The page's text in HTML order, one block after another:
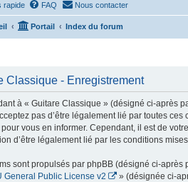
rapide FAQ Nous contacter
Portail Index du forum
Classique - Enregistrement
à « Guitare Classique » (désigné ci-après
pas d’être légalement lié par toutes
vous en informer. Cependant, il est de
d’être légalement lié par les conditions
sont propulsés par phpBB (désigné ci-
General Public License v2 » (désignée ci-